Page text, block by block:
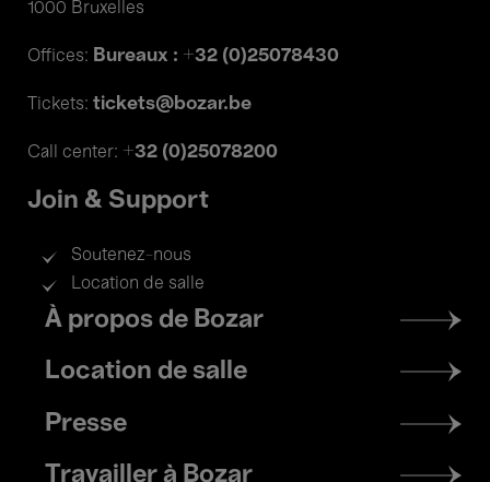
1000 Bruxelles
Offices: Bureaux : +32 (0)25078430
Tickets: tickets@bozar.be
Call center: +32 (0)25078200
Join & Support
Soutenez-nous
Location de salle
Footer
menu
À propos de Bozar
Location de salle
Presse
Travailler à Bozar